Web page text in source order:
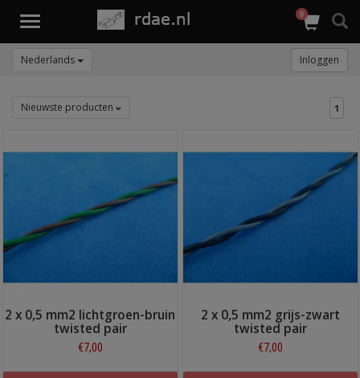
Toggle
0
Nederlands Inloggen
Nieuwste producten 1
2 x 0,5 mm2 lichtgroen-bruin
twisted pair
€7,00
2 x 0,5 mm2 grijs-zwart
twisted pair
€7,00